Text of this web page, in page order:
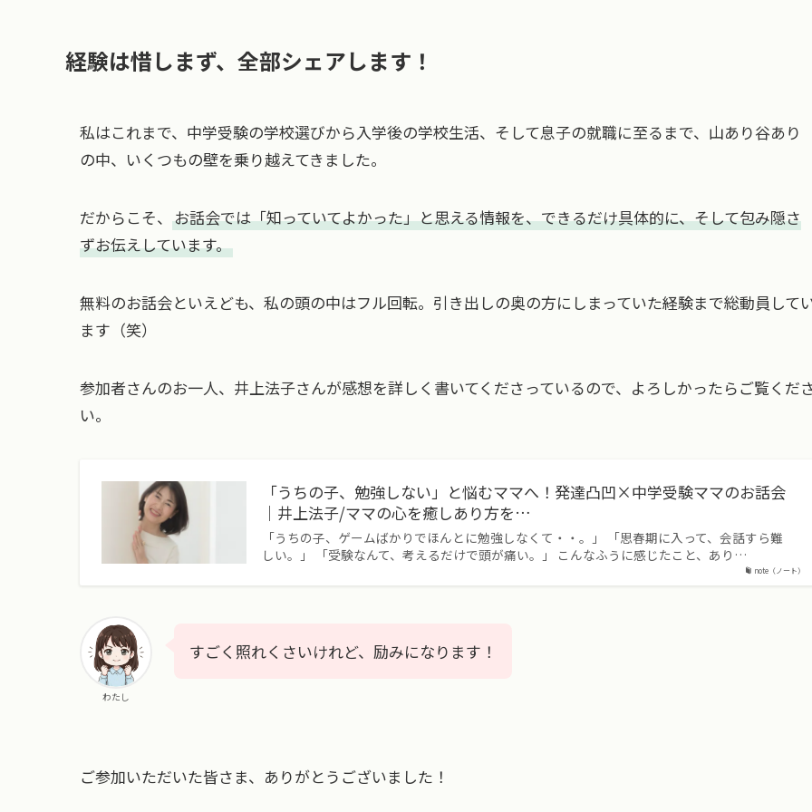
経験は惜しまず、全部シェアします！
私はこれまで、中学受験の学校選びから入学後の学校生活、そして息子の就職に至るまで、山あり谷あり
の中、いくつもの壁を乗り越えてきました。
だからこそ、 お話会では「知っていてよかった」と思える情報を、できるだけ具体的に、そして包み隠さ
ずお伝えしています。
無料のお話会といえども、私の頭の中はフル回転。引き出しの奥の方にしまっていた経験まで総動員して
ます（笑）
参加者さんのお一人、井上法子さんが感想を詳しく書いてくださっているので、よろしかったらご覧くだ
い。
note（ノート）
「うちの子、勉強しない」と悩むママへ！発達凸凹×中学受験ママのお話会
｜井上法子/ママの心を癒しあり方を…
「うちの子、ゲームばかりでほんとに勉強しなくて・・。」 「思春期に入って、会話すら難
しい。」 「受験なんて、考えるだけで頭が痛い。」 こんなふうに感じたこと、あり…
わたし
すごく照れくさいけれど、励みになります！
ご参加いただいた皆さま、ありがとうございました！